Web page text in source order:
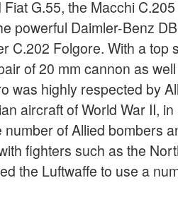
G.55, the Macchi
powerful Daimler-Benz
C.202 Folgore. With a top
of 20 mm cannon as
was highly respected by
aircraft of World War II,
of Allied bombers
fighters such as the
the Luftwaffe to use a